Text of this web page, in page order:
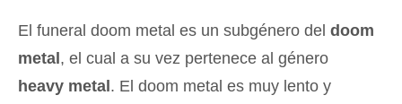
El funeral doom metal es un subgénero del doom
metal , el cual a su vez pertenece al género
heavy metal . El doom metal es muy lento y